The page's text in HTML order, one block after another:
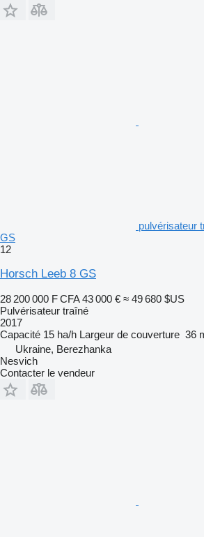
pulvérisateur
GS
12
Horsch Leeb 8 GS
28 200 000 F CFA 43 000 € ≈ 49 680 $US
Pulvérisateur traîné
2017
Capacité 15 ha/h Largeur de couverture 36
Ukraine, Berezhanka
Nesvich
Contacter le vendeur